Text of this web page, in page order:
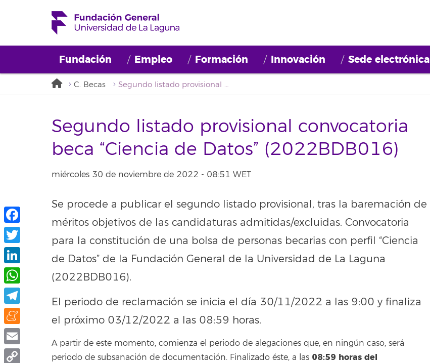
Fundación Empleo Formación Innovación Sede electrónica
C. Becas Segundo listado provisional convocatoria beca “Ciencia de Datos” (2022BDB016)
Segundo listado provisional convocatoria
beca “Ciencia de Datos” (2022BDB016)
miércoles 30 de noviembre de 2022 - 08:51 WET
Se procede a publicar el segundo listado provisional, tras la baremación de
méritos objetivos de las candidaturas admitidas/excluidas. Convocatoria
para la constitución de una bolsa de personas becarias con perfil “Ciencia
de Datos” de la Fundación General de la Universidad de La Laguna
(2022BDB016).
El periodo de reclamación se inicia el día 30/11/2022 a las 9:00 y finaliza
el próximo 03/12/2022 a las 08:59 horas.
A partir de este momento, comienza el periodo de alegaciones que, en ningún caso, será
periodo de subsanación de documentación. Finalizado éste, a las 08:59 horas del
Facebook
Twitter
LinkedIn
WhatsApp
Telegram
Meneame
Email